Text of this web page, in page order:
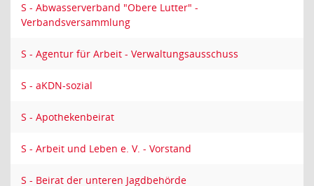
S - Abwasserverband "Obere Lutter" -
Verbandsversammlung
S - Agentur für Arbeit - Verwaltungsausschuss
S - aKDN-sozial
S - Apothekenbeirat
S - Arbeit und Leben e. V. - Vorstand
S - Beirat der unteren Jagdbehörde